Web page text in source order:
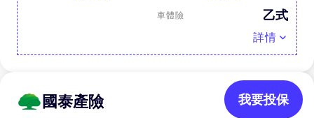
車體險 乙式
詳情
國泰產險 我要投保